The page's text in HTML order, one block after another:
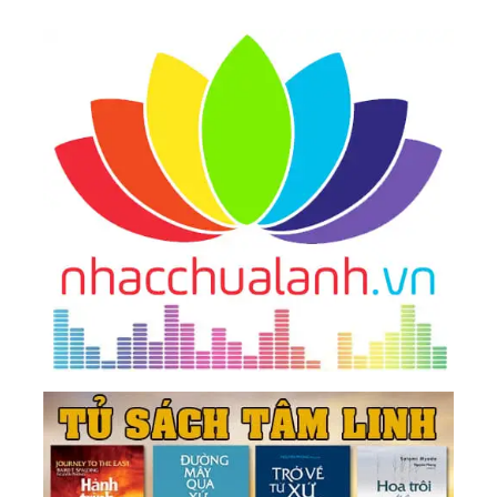
Làm Giàu Và Luật Chơi
Thấy Rõ, Liền Buông
Dọn Tâm
45.
Ức Chế Tâm
Để Làm Gì?
Đối Đãi Ở Đời
48.Chọc Thủng Trời Cao
49.
Hãy Cho Mình Được Sống
50.Trong ‘Tiền’ Có ‘Đạo’
Lựa Chọn Nào Cho Chúng Ta
52.Đức Độ
53.Lựa Chọn Hay Nỗ Lực? Nhiều Tiền Để Làm Gì?
Theo Đuổi Đam Mê?